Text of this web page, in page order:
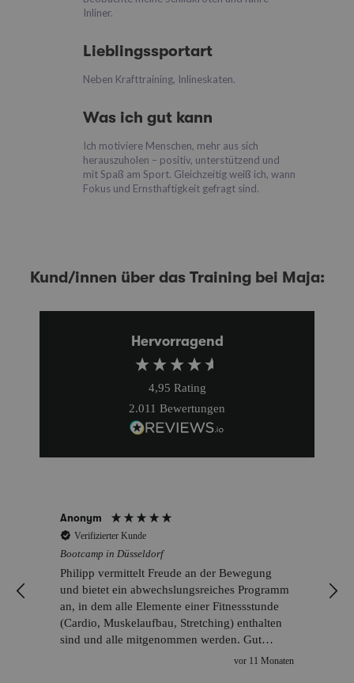
Inliner.
Lieblingssportart
Neben Krafttraining, Inlineskaten.
Was ich gut kann
Ich motiviere Menschen, mehr aus sich
herauszuholen – positiv, unterstützend und
mit Spaß am Sport. Gleichzeitig weiß ich, wann
Fokus und Ernsthaftigkeit gefragt sind.
Kund/innen über das Training bei Maja:
Hervorragend
4,95 Rating
2.011 Bewertungen
Anonym
Verifizierter Kunde
Bootcamp in Düsseldorf
Philipp vermittelt Freude an der Bewegung
und bietet ein abwechslungsreiches Programm
an, in dem alle Elemente einer Fitnessstunde
(Cardio, Muskelaufbau, Stretching) enthalten
sind und alle mitgenommen werden. Gut
vor 11 Monaten